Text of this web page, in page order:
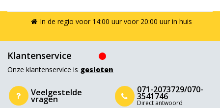
In de regio voor 14:00 uur voor 20:00 uur in huis
Klantenservice
Onze klantenservice is gesloten
Veelgestelde
vragen
071-2073729/070-
3541746
Direct antwoord